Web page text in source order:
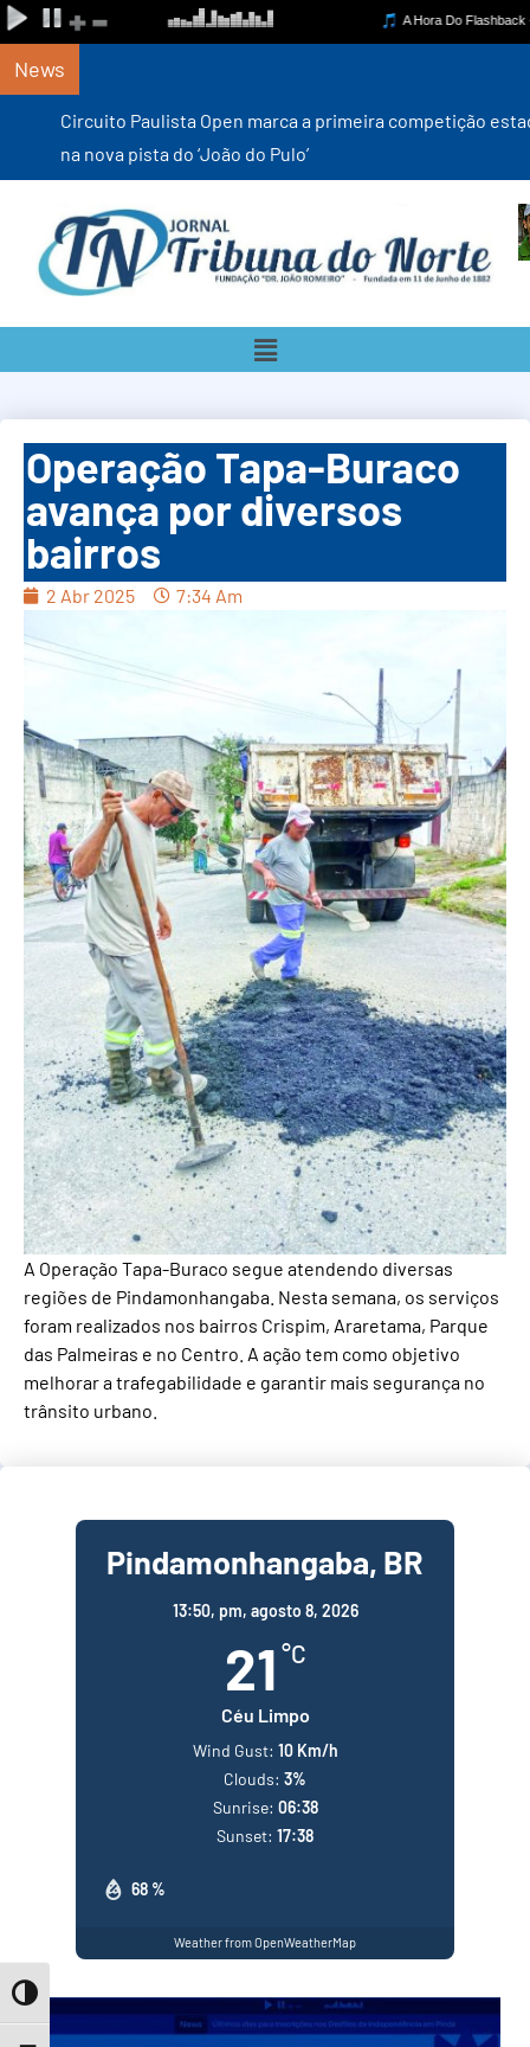
Toggle High Contrast
News
Circuito Paulista Open marca a primeira competição estadual
na nova pista do ‘João do Pulo’
Operação Tapa-Buraco
avança por diversos
bairros
2 Abr 2025 7:34 Am
A Operação Tapa-Buraco segue atendendo diversas
regiões de Pindamonhangaba. Nesta semana, os serviços
foram realizados nos bairros Crispim, Araretama, Parque
das Palmeiras e no Centro. A ação tem como objetivo
melhorar a trafegabilidade e garantir mais segurança no
trânsito urbano.
Pindamonhangaba, BR
13:50, pm, agosto 8, 2026
21 °C
Céu Limpo
68 %
Wind Gust: 10 Km/h
Clouds: 3%
Sunrise: 06:38
Sunset: 17:38
Weather from OpenWeatherMap